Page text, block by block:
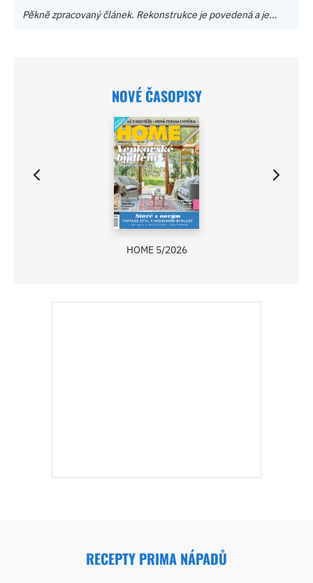
Pěkně zpracovaný článek. Rekonstrukce je povedená a je…
NOVÉ ČASOPISY
HOME 5/2026
RECEPTY PRIMA NÁPADŮ